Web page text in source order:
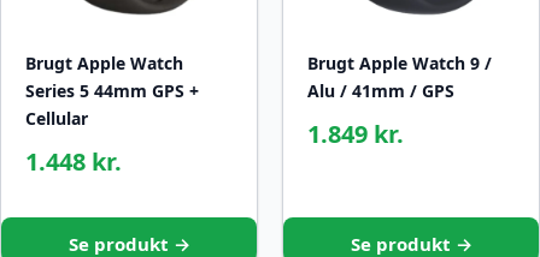
Brugt Apple Watch
Series 5 44mm GPS +
Cellular
1.448 kr.
Se produkt →
Brugt Apple Watch 9 /
Alu / 41mm / GPS
1.849 kr.
Se produkt →